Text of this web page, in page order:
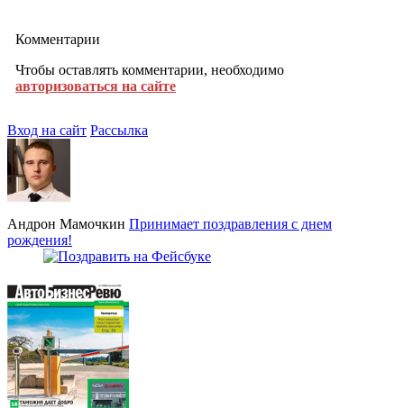
Комментарии
Чтобы оставлять комментарии, необходимо
авторизоваться на сайте
Вход на сайт Рассылка
Андрон Мамочкин Принимает поздравления с днем
рождения!